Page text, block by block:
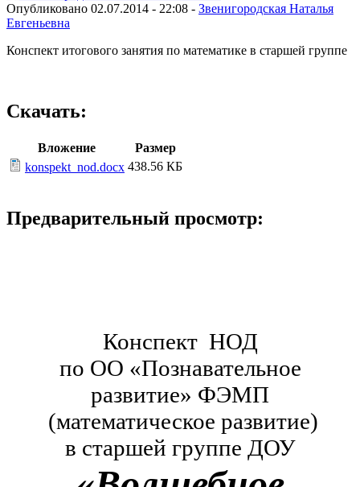
Опубликовано 02.07.2014 - 22:08 - Звенигородская Наталья
Евгеньевна
Конспект итогового занятия по математике в старшей группе
Скачать:
Вложение
Размер
konspekt_nod.docx 438.56 КБ
Предварительный просмотр:
Конспект НОД
по ОО «Познавательное
развитие» ФЭМП
(математическое развитие)
в старшей группе ДОУ